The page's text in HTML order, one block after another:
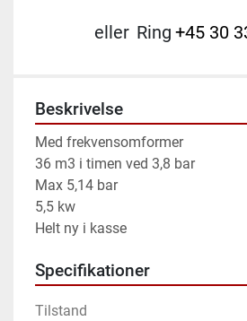
eller Ring +45 30
Beskrivelse
Med frekvensomformer
36 m3 i timen ved 3,8 bar
Max 5,14 bar
5,5 kw
Helt ny i kasse
Specifikationer
Tilstand